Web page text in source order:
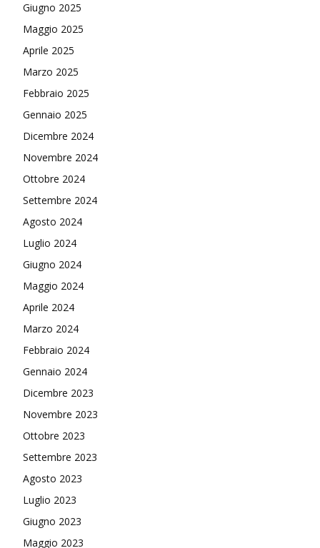
Giugno 2025
Maggio 2025
Aprile 2025
Marzo 2025
Febbraio 2025
Gennaio 2025
Dicembre 2024
Novembre 2024
Ottobre 2024
Settembre 2024
Agosto 2024
Luglio 2024
Giugno 2024
Maggio 2024
Aprile 2024
Marzo 2024
Febbraio 2024
Gennaio 2024
Dicembre 2023
Novembre 2023
Ottobre 2023
Settembre 2023
Agosto 2023
Luglio 2023
Giugno 2023
Maggio 2023